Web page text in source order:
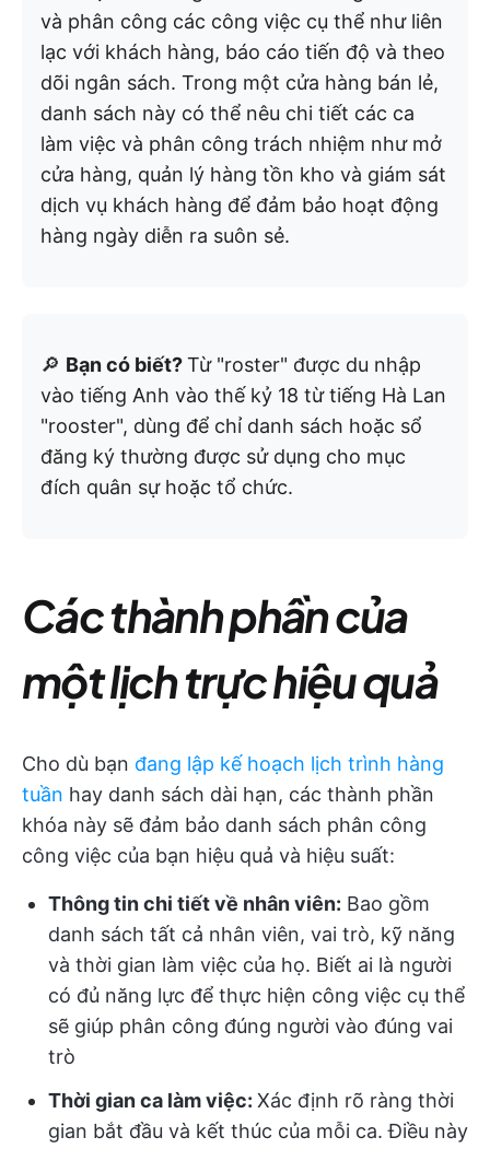
và phân công các công việc cụ thể như liên
lạc với khách hàng, báo cáo tiến độ và theo
dõi ngân sách. Trong một cửa hàng bán lẻ,
danh sách này có thể nêu chi tiết các ca
làm việc và phân công trách nhiệm như mở
cửa hàng, quản lý hàng tồn kho và giám sát
dịch vụ khách hàng để đảm bảo hoạt động
hàng ngày diễn ra suôn sẻ.
🔎 Bạn có biết?Từ "roster" được du nhập
vào tiếng Anh vào thế kỷ 18 từ tiếng Hà Lan
"rooster", dùng để chỉ danh sách hoặc sổ
đăng ký thường được sử dụng cho mục
đích quân sự hoặc tổ chức.
Các thành phần của
một lịch trực hiệu quả
Cho dù bạn đang lập kế hoạch lịch trình hàng
tuần hay danh sách dài hạn, các thành phần
khóa này sẽ đảm bảo danh sách phân công
công việc của bạn hiệu quả và hiệu suất:
Thông tin chi tiết về nhân viên: Bao gồm
danh sách tất cả nhân viên, vai trò, kỹ năng
và thời gian làm việc của họ. Biết ai là người
có đủ năng lực để thực hiện công việc cụ thể
sẽ giúp phân công đúng người vào đúng vai
trò
Thời gian ca làm việc: Xác định rõ ràng thời
gian bắt đầu và kết thúc của mỗi ca. Điều này